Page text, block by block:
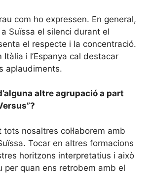
com ho expressen. En general,
Suïssa el silenci durant el
el respecte i la concentració.
Itàlia i l’Espanya cal destacar
aplaudiments.
altre agrupació a part
tots nosaltres col·laborem amb
Tocar en altres formacions
horitzons interpretatius i això
per quan ens retrobem amb el